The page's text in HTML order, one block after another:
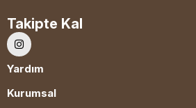
Takipte Kal
Yardım
Kurumsal